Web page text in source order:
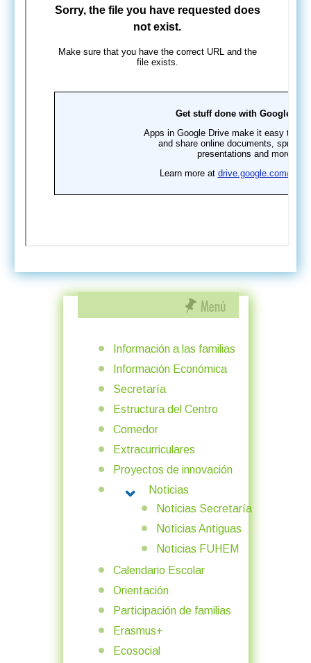
Información a las familias
Información Económica
Secretaría
Estructura del Centro
Comedor
Extracurriculares
Proyectos de innovación
Noticias
MORE ABOUT: NOTICIAS
Noticias Secretaría
Noticias Antiguas
Noticias FUHEM
Calendario Escolar
Orientación
Participación de familias
Erasmus+
Ecosocial